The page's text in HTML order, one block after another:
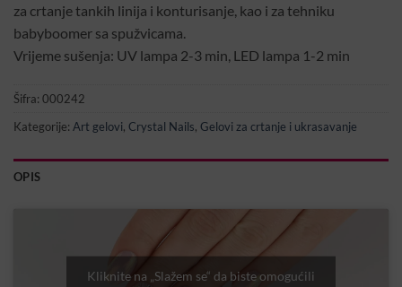
za crtanje tankih linija i konturisanje, kao i za tehniku
babyboomer sa spužvicama.
Vrijeme sušenja: UV lampa 2-3 min, LED lampa 1-2 min
Šifra: 000242
Kategorije: Art gelovi, Crystal Nails, Gelovi za crtanje i ukrasavanje
OPIS
Kliknite na „Slažem se“ da biste omogućili